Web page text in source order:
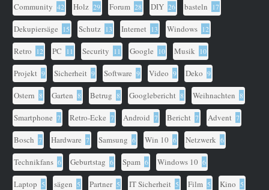
Community 42 Holz 29 Forum 28 DIY 26 basteln 17
Dekupiersäge 15 Schutz 13 Internet 13 Windows 12
Retro 12 PC 11 Security 11 Google 10 Musik 10
Projekt 9 Sicherheit 9 Software 9 Video 9 Deko 9
Ostern 8 Garten 8 Betrug 8 Googlebericht 8 Weihnachten 8
Smartphone 7 Retro-Ecke 7 Android 7 Bericht 7 Advent 7
Bosch 7 Hardware 7 Samsung 6 Win 10 6 Netzwerk 6
Technikfans 6 Geburtstag 6 Spam 6 Windows 10 6
Laptop 5 sägen 5 Partner 5 IT Sicherheit 5 Film 5 Kino 5